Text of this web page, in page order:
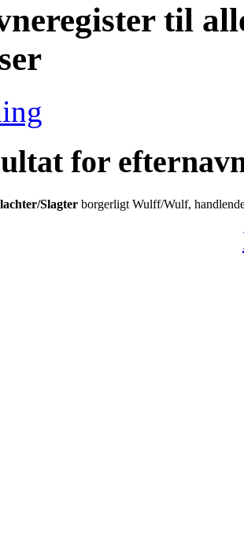
til
for
Slagter borgerligt Wulff/Wulf,